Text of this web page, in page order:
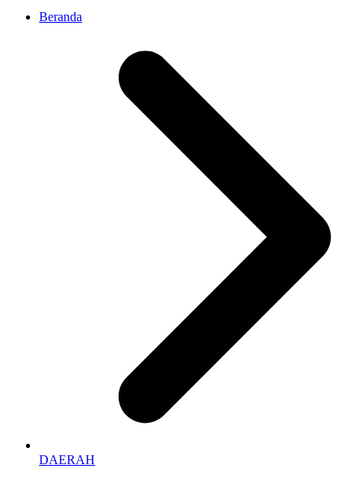
Beranda
DAERAH